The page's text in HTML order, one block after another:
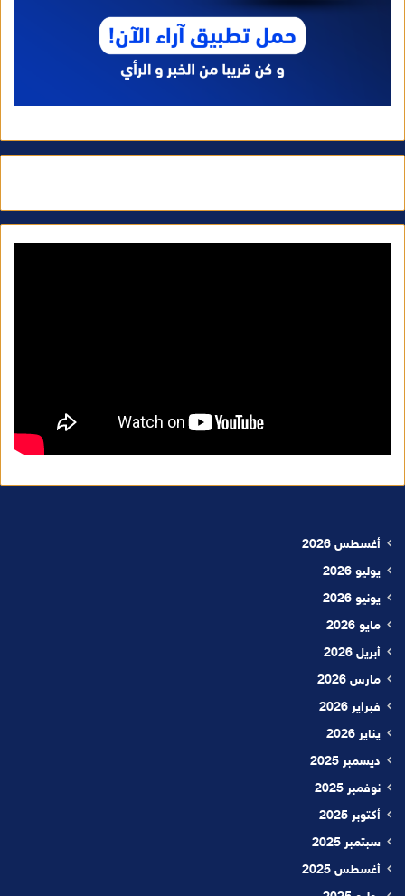
أغسطس 2026
يوليو 2026
يونيو 2026
مايو 2026
أبريل 2026
مارس 2026
فبراير 2026
يناير 2026
ديسمبر 2025
نوفمبر 2025
أكتوبر 2025
سبتمبر 2025
أغسطس 2025